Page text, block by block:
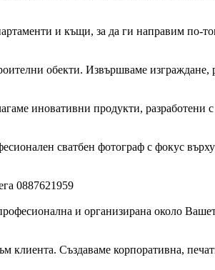
и къщи, за да ги направим по-
обекти. Извършваме
иновативни продукти, разработени
сватбен фотограф с фокус
0887621959
и организирана около
клиента. Създаваме корпоративна,